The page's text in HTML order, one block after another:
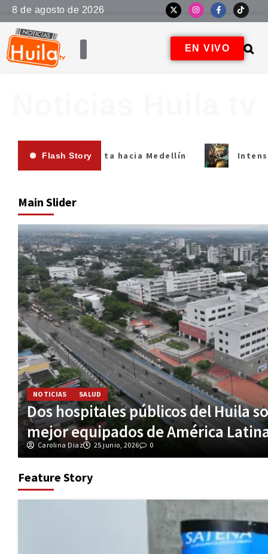
8 de agosto de 2026
EN VIVO
Flash StoryIntensifican controles de
Main Slider
JUDICIAL NOTICIAS
Policía refuerza controles para
durante las festividades de San
Carolina Diaz 25 junio, 2026 0
Feature Story